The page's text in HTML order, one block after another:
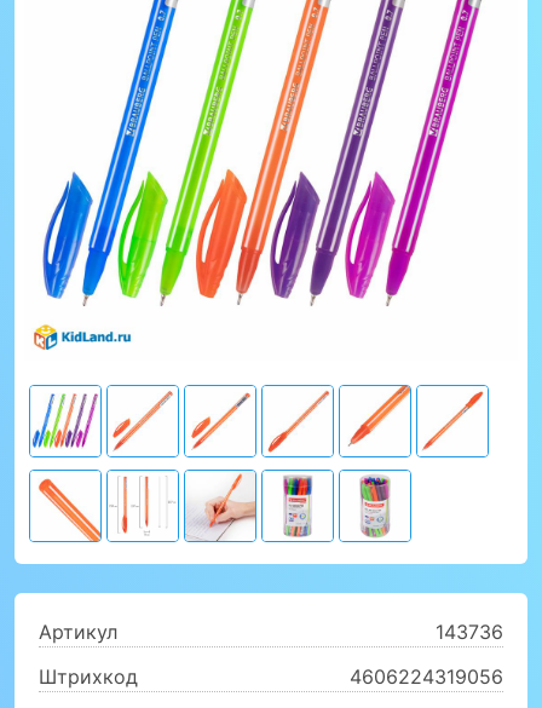
Артикул
143736
Штрихкод
4606224319056